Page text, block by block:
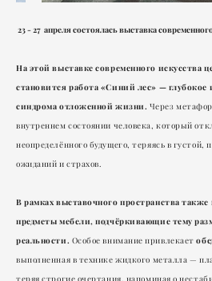
23 - 27 апреля состоялась выставка
На этой выставке современного искусства
становится работа «Синий лес» — глубокое
синдрома отложенной жизни. Через
внутреннем состоянии человека, который
неопределённого будущего, теряясь в густой,
ожиданий и страхов.
В рамках выставочного пространства
предметы мебели, подчёркивающие тему
реальности. Особое внимание привлекает
выполненная в технике жидкого металла —